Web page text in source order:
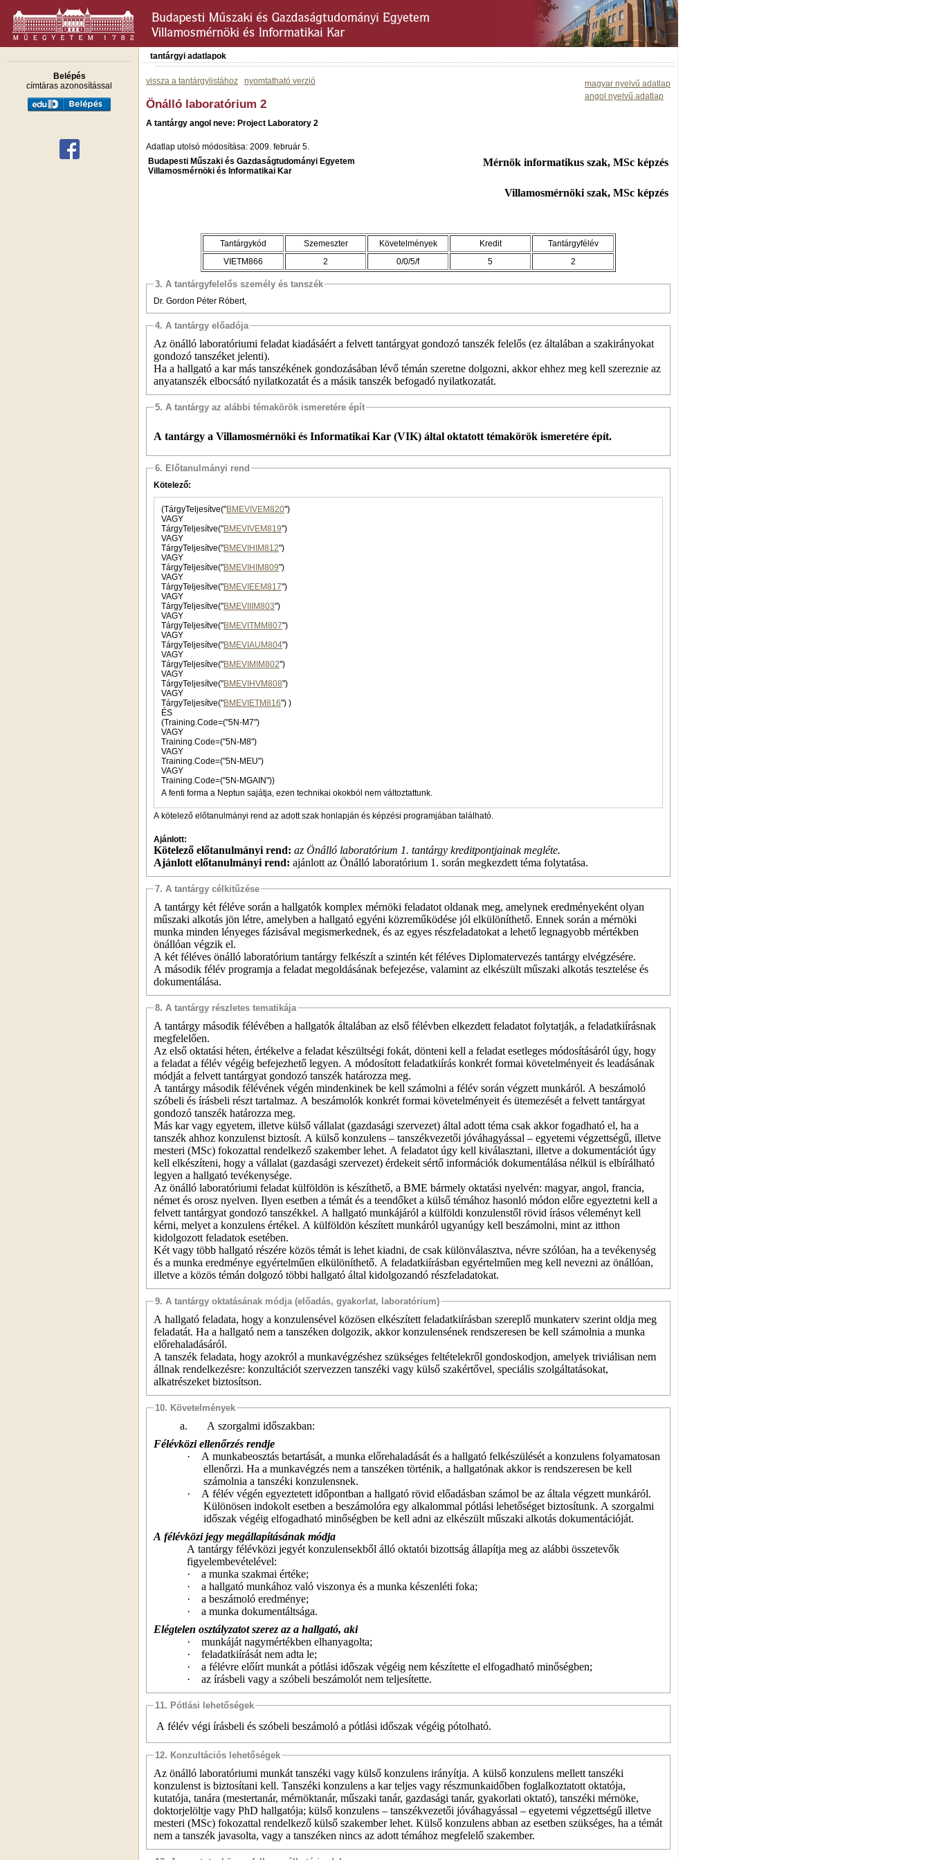
Belépés
címtáras azonosítással
tantárgyi adatlapok
magyar nyelvű adatlap
angol nyelvű adatlap
vissza a tantárgylistához nyomtatható verzió
Önálló laboratórium 2
A tantárgy angol neve: Project Laboratory 2
Adatlap utolsó módosítása: 2009. február 5.
Budapesti Műszaki és Gazdaságtudományi Egyetem
Villamosmérnöki és Informatikai Kar
Mérnök informatikus szak, MSc képzés
Villamosmérnöki szak, MSc képzés
Tantárgykód Szemeszter Követelmények Kredit
Tantárgyfélév
VIETM866
2 0/0/5/f 5 2
3. A tantárgyfelelős személy és tanszék
Dr. Gordon Péter Róbert,
4. A tantárgy előadója
Az önálló laboratóriumi feladat kiadásáért a felvett tantárgyat gondozó tanszék felelős (ez általában a szakirányokat
gondozó tanszéket jelenti).
Ha a hallgató a kar más tanszékének gondozásában lévő témán szeretne dolgozni, akkor ehhez meg kell szereznie az
anyatanszék elbocsátó nyilatkozatát és a másik tanszék befogadó nyilatkozatát.
5. A tantárgy az alábbi témakörök ismeretére épít
A tantárgy a Villamosmérnöki és Informatikai Kar (VIK) által oktatott témakörök ismeretére épít.
6. Előtanulmányi rend
Kötelező:
(TárgyTeljesítve("BMEVIVEM820")
VAGY
TárgyTeljesítve("BMEVIVEM819")
VAGY
TárgyTeljesítve("BMEVIHIM812")
VAGY
TárgyTeljesítve("BMEVIHIM809")
VAGY
TárgyTeljesítve("BMEVIEEM817")
VAGY
TárgyTeljesítve("BMEVIIIM803")
VAGY
TárgyTeljesítve("BMEVITMM807")
VAGY
TárgyTeljesítve("BMEVIAUM804")
VAGY
TárgyTeljesítve("BMEVIMIM802")
VAGY
TárgyTeljesítve("BMEVIHVM808")
VAGY
TárgyTeljesítve("BMEVIETM816
") )
ÉS
(Training.Code=("5N-M7")
VAGY
Training.Code=("5N-M8")
VAGY
Training.Code=("5N-MEU")
VAGY
Training.Code=("5N-MGAIN"))
A fenti forma a Neptun sajátja, ezen technikai okokból nem változtattunk.
A kötelező előtanulmányi rend az adott szak honlapján és képzési programjában található.
Ajánlott:
Kötelező előtanulmányi rend: az Önálló laboratórium 1. tantárgy kreditpontjainak megléte.
Ajánlott előtanulmányi rend: ajánlott az Önálló laboratórium 1. során megkezdett téma folytatása.
7. A tantárgy célkitűzése
A tantárgy két féléve során a hallgatók komplex mérnöki feladatot oldanak meg, amelynek eredményeként olyan
műszaki alkotás jön létre, amelyben a hallgató egyéni közreműködése jól elkülöníthető. Ennek során a mérnöki
munka minden lényeges fázisával megismerkednek, és az egyes részfeladatokat a lehető legnagyobb mértékben
önállóan végzik el.
A két féléves önálló laboratórium tantárgy felkészít a szintén két féléves Diplomatervezés tantárgy elvégzésére.
A második félév programja a feladat megoldásának befejezése, valamint az elkészült műszaki alkotás tesztelése és
dokumentálása.
8. A tantárgy részletes tematikája
A tantárgy második félévében a hallgatók általában az első félévben elkezdett feladatot folytatják, a feladatkiírásnak
megfelelően.
Az első oktatási héten, értékelve a feladat készültségi fokát, dönteni kell a feladat esetleges módosításáról úgy, hogy
a feladat a félév végéig befejezhető legyen. A módosított feladatkiírás konkrét formai követelményeit és leadásának
módját a felvett tantárgyat gondozó tanszék határozza meg.
A tantárgy második félévének végén mindenkinek be kell számolni a félév során végzett munkáról. A beszámoló
szóbeli és írásbeli részt tartalmaz. A beszámolók konkrét formai követelményeit és ütemezését a felvett tantárgyat
gondozó tanszék határozza meg.
Más kar vagy egyetem, illetve külső vállalat (gazdasági szervezet) által adott téma csak akkor fogadható el, ha a
tanszék ahhoz konzulenst biztosít. A külső konzulens – tanszékvezetői jóváhagyással – egyetemi végzettségű, illetve
mesteri (MSc) fokozattal rendelkező szakember lehet. A feladatot úgy kell kiválasztani, illetve a dokumentációt úgy
kell elkészíteni, hogy a vállalat (gazdasági szervezet) érdekeit sértő információk dokumentálása nélkül is elbírálható
legyen a hallgató tevékenysége.
Az önálló laboratóriumi feladat külföldön is készíthető, a BME bármely oktatási nyelvén: magyar, angol, francia,
német és orosz nyelven. Ilyen esetben a témát és a teendőket a külső témához hasonló módon előre egyeztetni kell a
felvett tantárgyat gondozó tanszékkel. A hallgató munkájáról a külföldi konzulenstől rövid írásos véleményt kell
kérni, melyet a konzulens értékel. A külföldön készített munkáról ugyanúgy kell beszámolni, mint az itthon
kidolgozott feladatok esetében.
Két vagy több hallgató részére közös témát is lehet kiadni, de csak különválasztva, névre szólóan, ha a tevékenység
és a munka eredménye egyértelműen elkülöníthető. A feladatkiírásban egyértelműen meg kell nevezni az önállóan,
illetve a közös témán dolgozó többi hallgató által kidolgozandó részfeladatokat.
9. A tantárgy oktatásának módja (előadás, gyakorlat, laboratórium)
A hallgató feladata, hogy a konzulensével közösen elkészített feladatkiírásban szereplő munkaterv szerint oldja meg
feladatát. Ha a hallgató nem a tanszéken dolgozik, akkor konzulensének rendszeresen be kell számolnia a munka
előrehaladásáról.
A tanszék feladata, hogy azokról a munkavégzéshez szükséges feltételekről gondoskodjon, amelyek triviálisan nem
állnak rendelkezésre: konzultációt szervezzen tanszéki vagy külső szakértővel, speciális szolgáltatásokat,
alkatrészeket biztosítson.
10. Követelmények
a.
A szorgalmi időszakban:
Félévközi ellenőrzés rendje
·
A munkabeosztás betartását, a munka előrehaladását és a hallgató felkészülését a konzulens folyamatosan
ellenőrzi. Ha a munkavégzés nem a tanszéken történik, a hallgatónak akkor is rendszeresen be kell
számolnia a tanszéki konzulensnek.
·
A félév végén egyeztetett időpontban a hallgató rövid előadásban számol be az általa végzett munkáról.
Különösen indokolt esetben a beszámolóra egy alkalommal pótlási lehetőséget biztosítunk. A szorgalmi
időszak végéig elfogadható minőségben be kell adni az elkészült műszaki alkotás dokumentációját.
A félévközi jegy megállapításának módja
A tantárgy félévközi jegyét konzulensekből álló oktatói bizottság állapítja meg az alábbi összetevők
figyelembevételével:
·
a munka szakmai értéke;
·
a hallgató munkához való viszonya és a munka készenléti foka;
·
a beszámoló eredménye;
·
a munka dokumentáltsága.
Elégtelen osztályzatot szerez az a hallgató, aki
·
munkáját nagymértékben elhanyagolta;
·
feladatkiírását nem adta le;
·
a félévre előírt munkát a pótlási időszak végéig nem készítette el elfogadható minőségben;
·
az írásbeli vagy a szóbeli beszámolót nem teljesítette.
11. Pótlási lehetőségek
A félév végi írásbeli és szóbeli beszámoló a pótlási időszak végéig pótolható.
12. Konzultációs lehetőségek
Az önálló laboratóriumi munkát tanszéki vagy külső konzulens irányítja. A külső konzulens mellett tanszéki
konzulenst is biztosítani kell. Tanszéki konzulens a kar teljes vagy részmunkaidőben foglalkoztatott oktatója,
kutatója, tanára (mestertanár, mérnöktanár, műszaki tanár, gazdasági tanár, gyakorlati oktató), tanszéki mérnöke,
doktorjelöltje vagy PhD hallgatója; külső konzulens – tanszékvezetői jóváhagyással – egyetemi végzettségű illetve
mesteri (MSc) fokozattal rendelkező külső szakember lehet. Külső konzulens abban az esetben szükséges, ha a témát
nem a tanszék javasolta, vagy a tanszéken nincs az adott témához megfelelő szakember.